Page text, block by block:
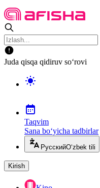
Juda qisqa qidiruv so‘rovi
Taqvim
Sana bo‘yicha tadbirlar
РусскийO‘zbek tili
Kirish